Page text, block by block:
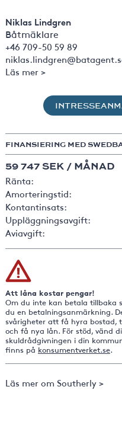
Niklas Lindgren
Båtmäklare
+46 709-50 59 89
Läs mer >
FINANSIERING MED
59 747 SEK / MÅNAD
Ränta:
Amorteringstid:
Kontantinsats:
Uppläggningsavgift:
Aviavgift:
Att låna kostar pengar!
Om du inte kan betala tillbaka
du en betalningsanmärkning.
svårigheter att få hyra bostad,
och få nya lån. För stöd, vänd
skuldrådgivningen i din
finns på konsumentverket.se.
Läs mer om Southerly >